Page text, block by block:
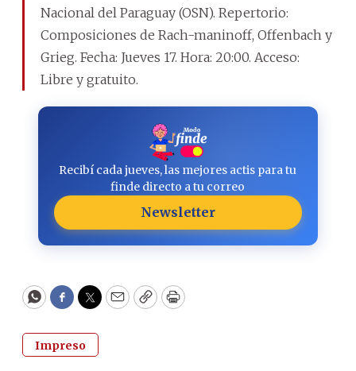
Nacional del Paraguay (OSN). Repertorio:
Composiciones de Rach-maninoff, Offenbach y
Grieg. Fecha: Jueves 17. Hora: 20:00. Acceso:
Libre y gratuito.
Recibí cada jueves, las mejores actis para tu
finde directo a tu correo
Newsletter
WhatsApp
Facebook
Twitter
EmailCopyPrint
Impreso